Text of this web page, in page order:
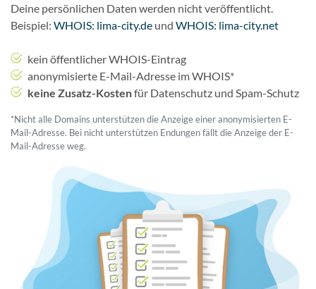
Deine persönlichen Daten werden nicht veröffentlicht.
Beispiel: WHOIS: lima-city.de und WHOIS: lima-city.net
kein öffentlicher WHOIS-Eintrag
anonymisierte E-Mail-Adresse im WHOIS*
keine Zusatz-Kostenfür Datenschutz und Spam-Schutz
*Nicht alle Domains unterstützen die Anzeige einer anonymisierten E-
Mail-Adresse. Bei nicht unterstützen Endungen fällt die Anzeige der E-
Mail-Adresse weg.